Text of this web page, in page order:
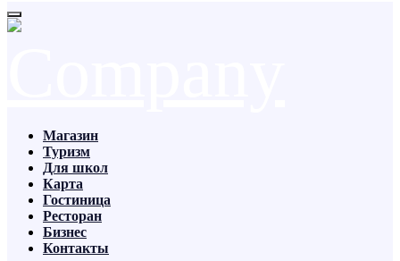
Магазин
Туризм
Для школ
Карта
Гостиница
Ресторан
Бизнес
Контакты